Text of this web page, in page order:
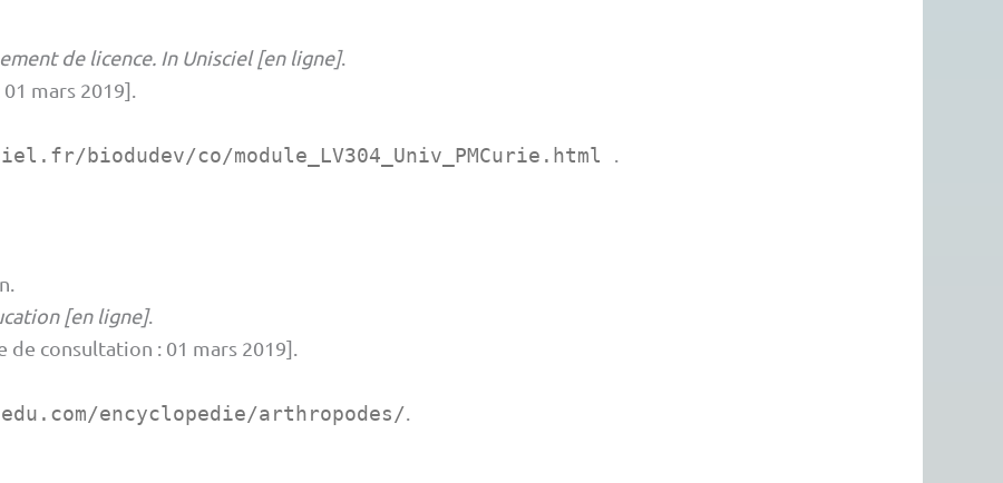
de licence. In Unisciel [en ligne].
mars 2019].
biodudev/co/module_LV304_Univ_PMCurie.html
[en ligne].
de consultation : 01 mars 2019].
encyclopedie/arthropodes/